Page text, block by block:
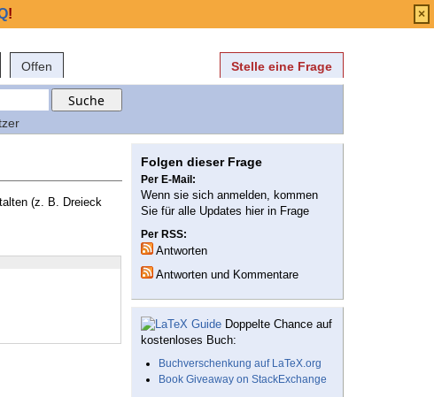
Offen Stelle eine Frage
(z. B. Dreieck
Folgen dieser Frage
Per E-Mail:
Wenn sie sich anmelden, kommen
Sie für alle Updates hier in Frage
Per RSS:
Antworten
Antworten und Kommentare
Doppelte Chance auf
kostenloses Buch:
Buchverschenkung auf LaTeX.org
Book Giveaway on StackExchange
! ×